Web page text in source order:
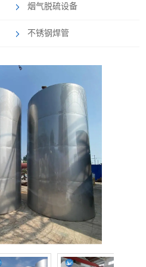
烟气脱硫设备
不锈钢焊管